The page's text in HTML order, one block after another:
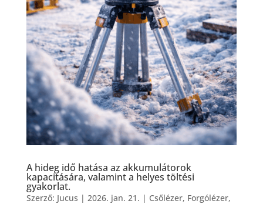
A hideg idő hatása az akkumulátorok
kapacitására, valamint a helyes töltési
gyakorlat.
Szerző: Jucus | 2026. jan. 21. | Csőlézer, Forgólézer,